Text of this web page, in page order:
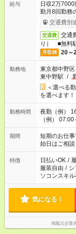
給与
日収2万
勤月8回勤務
交通費別
交通費
交通
り） ■無料
月収例 20～
勤務地
東京都中野区
東中野駅 /
＜選べる
を選べます！
勤務時間
夜勤（例）
（例）
20:00※遅番
あれば調整
なります。★
ください。
期間
短期のお仕
始日はご相
特徴 日払いOK /
服装自由 / シ
ソコンスキ
気になる！
掲載元企業